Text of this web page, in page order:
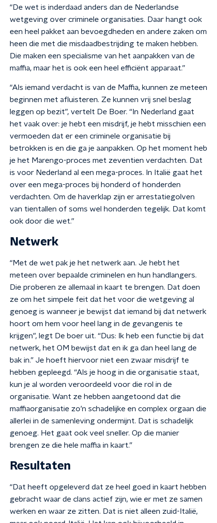
“De wet is inderdaad anders dan de Nederlandse
wetgeving over criminele organisaties. Daar hangt ook
een heel pakket aan bevoegdheden en andere zaken om
heen die met die misdaadbestrijding te maken hebben.
Die maken een specialisme van het aanpakken van de
maffia, maar het is ook een heel efficiënt apparaat.”
“Als iemand verdacht is van de Maffia, kunnen ze meteen
beginnen met afluisteren. Ze kunnen vrij snel beslag
leggen op bezit”, vertelt De Boer. “In Nederland gaat
het vaak over: je hebt een misdrijf, je hebt misschien een
vermoeden dat er een criminele organisatie bij
betrokken is en die ga je aanpakken. Op het moment heb
je het Marengo-proces met zeventien verdachten. Dat
is voor Nederland al een mega-proces. In Italië gaat het
over een mega-proces bij honderd of honderden
verdachten. Om de haverklap zijn er arrestatiegolven
van tientallen of soms wel honderden tegelijk. Dat komt
ook door die wet.”
Netwerk
“Met de wet pak je het netwerk aan. Je hebt het
meteen over bepaalde criminelen en hun handlangers.
Die proberen ze allemaal in kaart te brengen. Dat doen
ze om het simpele feit dat het voor die wetgeving al
genoeg is wanneer je bewijst dat iemand bij dat netwerk
hoort om hem voor heel lang in de gevangenis te
krijgen”, legt De boer uit. “Dus: Ik heb een functie bij dat
netwerk, het OM bewijst dat en ik ga dan heel lang de
bak in.” Je hoeft hiervoor niet een zwaar misdrijf te
hebben gepleegd. “Als je hoog in die organisatie staat,
kun je al worden veroordeeld voor die rol in de
organisatie. Want ze hebben aangetoond dat die
maffiaorganisatie zo’n schadelijke en complex orgaan die
allerlei in de samenleving ondermijnt. Dat is schadelijk
genoeg. Het gaat ook veel sneller. Op die manier
brengen ze die hele maffia in kaart.”
Resultaten
“Dat heeft opgeleverd dat ze heel goed in kaart hebben
gebracht waar de clans actief zijn, wie er met ze samen
werken en waar ze zitten. Dat is niet alleen zuid-Italië,